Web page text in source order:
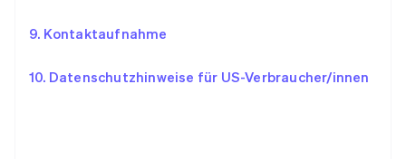
9. Kontaktaufnahme
10. Datenschutzhinweise für US-Verbraucher/innen